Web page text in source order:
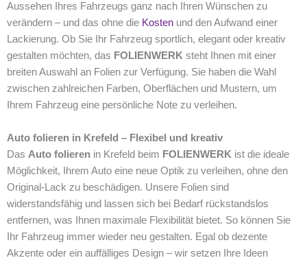
Aussehen Ihres Fahrzeugs ganz nach Ihren Wünschen zu
verändern – und das ohne die Kosten und den Aufwand einer
Lackierung. Ob Sie Ihr Fahrzeug sportlich, elegant oder kreativ
gestalten möchten, das FOLIENWERK steht Ihnen mit einer
breiten Auswahl an Folien zur Verfügung. Sie haben die Wahl
zwischen zahlreichen Farben, Oberflächen und Mustern, um
Ihrem Fahrzeug eine persönliche Note zu verleihen.
Auto folieren in Krefeld – Flexibel und kreativ
Das Auto folieren in Krefeld beim FOLIENWERK ist die ideale
Möglichkeit, Ihrem Auto eine neue Optik zu verleihen, ohne den
Original-Lack zu beschädigen. Unsere Folien sind
widerstandsfähig und lassen sich bei Bedarf rückstandslos
entfernen, was Ihnen maximale Flexibilität bietet. So können Sie
Ihr Fahrzeug immer wieder neu gestalten. Egal ob dezente
Akzente oder ein auffälliges Design – wir setzen Ihre Ideen